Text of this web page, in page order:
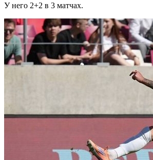
У него 2+2 в 3 матчах.